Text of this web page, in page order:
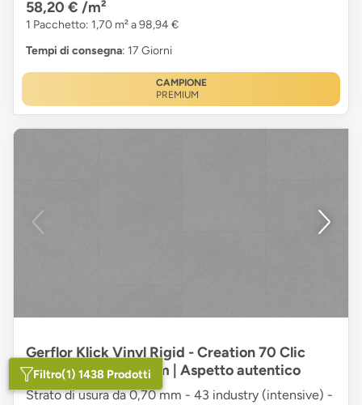
58,20 € /m²
1 Pacchetto: 1,70 m² a 98,94 €
Tempi di consegna: 17 Giorni
CAMPIONE
PREMIUM
Gerflor Klick Vinyl Rigid - Creation 70 Clic
Urban Street Medium | Aspetto autentico
Strato di usura da 0,70 mm - 43 industry (intensive) -
Filtro(1) 1438 Prodotti